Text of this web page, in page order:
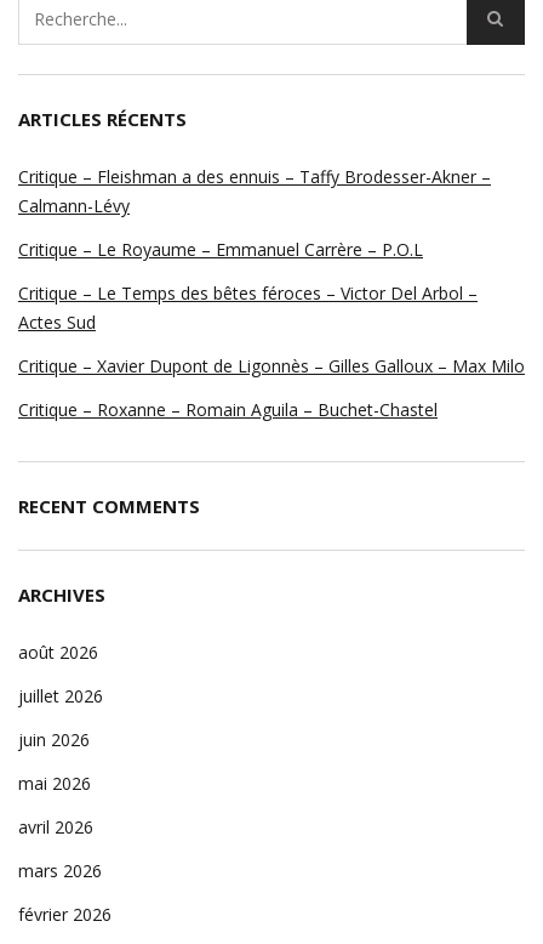
ARTICLES RÉCENTS
Critique – Fleishman a des ennuis – Taffy Brodesser-Akner –
Calmann-Lévy
Critique – Le Royaume – Emmanuel Carrère – P.O.L
Critique – Le Temps des bêtes féroces – Victor Del Arbol –
Actes Sud
Critique – Xavier Dupont de Ligonnès – Gilles Galloux – Max Milo
Critique – Roxanne – Romain Aguila – Buchet-Chastel
RECENT COMMENTS
ARCHIVES
août 2026
juillet 2026
juin 2026
mai 2026
avril 2026
mars 2026
février 2026